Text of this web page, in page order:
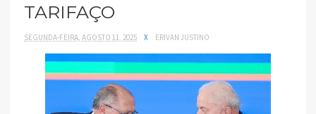
TARIFAÇO
SEGUNDA-FEIRA, AGOSTO 11, 2025 X ERIVAN JUSTINO